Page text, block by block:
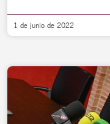
1 de junio de 2022